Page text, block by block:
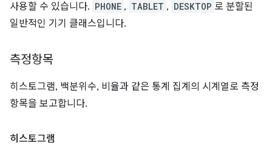
사용할 수 있습니다. PHONE , TABLET , DESKTOP 로 분할된
일반적인 기기 클래스입니다.
측정항목
히스토그램, 백분위수, 비율과 같은 통계 집계의 시계열로 측정
항목을 보고합니다.
히스토그램